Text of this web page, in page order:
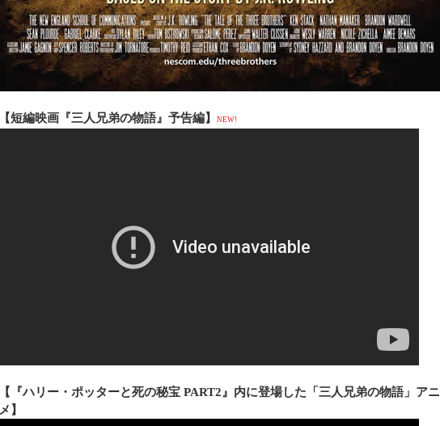
【短編映画『三人兄弟の物語』予告編】 NEW!
【『ハリー・ポッターと死の秘宝 PART2』内に登場した「三人兄弟の物語」アニ
メ】